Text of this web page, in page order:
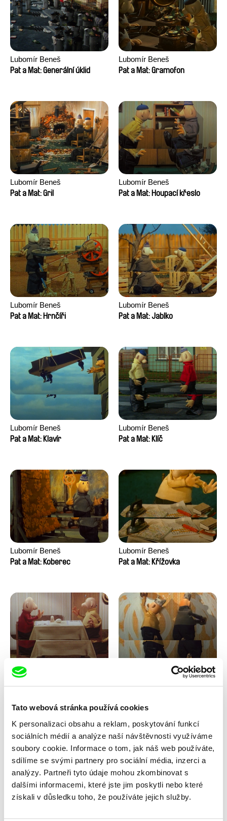
Tato webová stránka používá cookies
K personalizaci obsahu a reklam, poskytování funkcí
sociálních médií a analýze naší návštěvnosti využíváme
soubory cookie. Informace o tom, jak náš web používáte,
sdílíme se svými partnery pro sociální média, inzerci a
analýzy. Partneři tyto údaje mohou zkombinovat s
dalšími informacemi, které jste jim poskytli nebo které
získali v důsledku toho, že používáte jejich služby.
Lubomír Beneš
Pat a Mat: Generální úklid
Lubomír Beneš
Pat a Mat: Gramofon
Lubomír Beneš
Pat a Mat: Gril
Lubomír Beneš
Pat a Mat: Houpací křeslo
Lubomír Beneš
Pat a Mat: Hrnčíři
Lubomír Beneš
Pat a Mat: Jablko
Lubomír Beneš
Pat a Mat: Klavír
Lubomír Beneš
Pat a Mat: Klíč
Lubomír Beneš
Pat a Mat: Koberec
Lubomír Beneš
Pat a Mat: Křížovka
Lubomír Beneš
Pat a Mat: Kuťáci
Pat a Mat: Malování
Lubomír Beneš
Lubomír Beneš